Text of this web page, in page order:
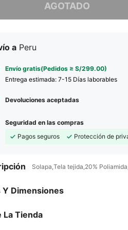
AGOTADO
a Peru
Envío gratis(Pedidos ≥ S/299.00)
Entrega estimada: 7-15 Días laborables
Devoluciones aceptadas
Seguridad en las compras
Pagos seguros
Protección de
Solapa,Tela tejida,20%
Y Dimensiones
La Tienda
4.91
4.91